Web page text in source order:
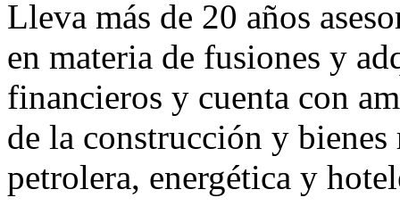
Lleva más de 20 años
en materia de fusiones y
financieros y cuenta con
de la construcción y bienes
petrolera, energética y